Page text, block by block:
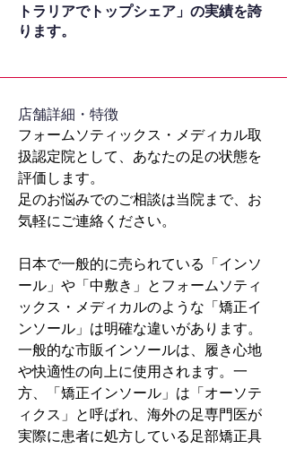
トラリアでトップシェア」の実績を誇
ります。
​店舗詳細・特徴
フォームソティックス・メディカル取
扱認定院として、あなたの足の状態を
評価します。
足のお悩みでのご相談は当院まで、お
気軽にご連絡ください。
日本で一般的に売られている「インソ
ール」や「中敷き」とフォームソティ
ックス・メディカルのような「矯正イ
ンソール」は明確な違いがあります。
一般的な市販インソールは、履き心地
や快適性の向上に使用されます。一
方、「矯正インソール」は「オーソテ
ィクス」と呼ばれ、海外の足専門医が
実際に患者に処方している足部矯正具